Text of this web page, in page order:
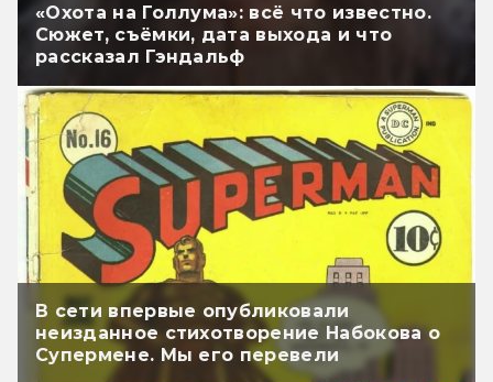
«Охота на Голлума»: всё что известно.
Сюжет, съёмки, дата выхода и что
рассказал Гэндальф
В сети впервые опубликовали
неизданное стихотворение Набокова о
Супермене. Мы его перевели